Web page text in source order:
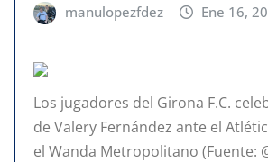
manulopezfdez Ene 16,
Los jugadores del Girona F.C.
de Valery Fernández ante el
el Wanda Metropolitano (Fuente: